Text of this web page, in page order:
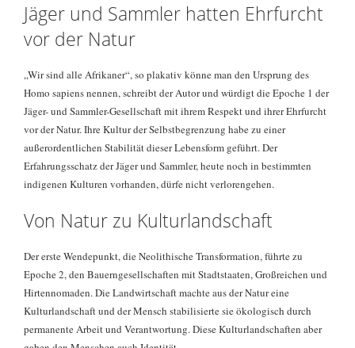
Jäger und Sammler hatten Ehrfurcht
vor der Natur
„Wir sind alle Afrikaner“, so plakativ könne man den Ursprung des
Homo sapiens nennen, schreibt der Autor und würdigt die Epoche 1 der
Jäger- und Sammler-Gesellschaft mit ihrem Respekt und ihrer Ehrfurcht
vor der Natur. Ihre Kultur der Selbstbegrenzung habe zu einer
außerordentlichen Stabilität dieser Lebensform geführt. Der
Erfahrungsschatz der Jäger und Sammler, heute noch in bestimmten
indigenen Kulturen vorhanden, dürfe nicht verlorengehen.
Von Natur zu Kulturlandschaft
Der erste Wendepunkt, die Neolithische Transformation, führte zu
Epoche 2, den Bauerngesellschaften mit Stadtstaaten, Großreichen und
Hirtennomaden. Die Landwirtschaft machte aus der Natur eine
Kulturlandschaft und der Mensch stabilisierte sie ökologisch durch
permanente Arbeit und Verantwortung. Diese Kulturlandschaften aber